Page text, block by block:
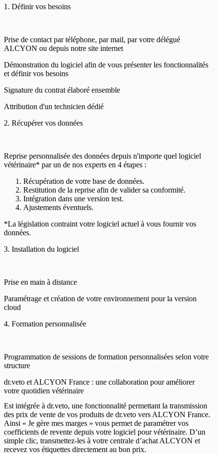
1. Définir vos besoins
Prise de contact par téléphone, par mail, par votre délégué
ALCYON ou depuis notre site internet
Démonstration du logiciel afin de vous présenter les fonctionnalités
et définir vos besoins
Signature du contrat élaboré ensemble
Attribution d'un technicien dédié
2. Récupérer vos données
Reprise personnalisée des données depuis n'importe quel logiciel
vétérinaire* par un de nos experts en 4 étapes :
Récupération de votre base de données.
Restitution de la reprise afin de valider sa conformité.
Intégration dans une version test.
Ajustements éventuels.
*La législation contraint votre logiciel actuel à vous fournir vos
données.
3. Installation du logiciel
Prise en main à distance
Paramétrage et création de votre environnement pour la version
cloud
4. Formation personnalisée
Programmation de sessions de formation personnalisées selon votre
structure
dr.veto et ALCYON France : une collaboration pour améliorer
votre quotidien vétérinaire
Est intégrée à dr.veto, une fonctionnalité permettant la transmission
des prix de vente de vos produits de dr.veto vers ALCYON France.
Ainsi « Je gère mes marges » vous permet de paramétrer vos
coefficients de revente depuis votre logiciel pour vétérinaire. D’un
simple clic, transmettez-les à votre centrale d’achat ALCYON et
recevez vos étiquettes directement au bon prix.